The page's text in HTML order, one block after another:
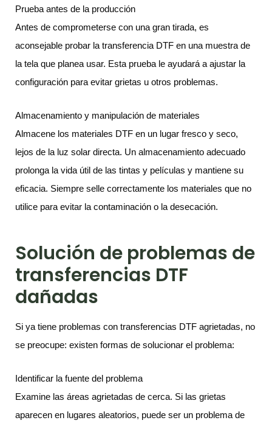
Prueba antes de la producción
Antes de comprometerse con una gran tirada, es
aconsejable probar la transferencia DTF en una muestra de
la tela que planea usar. Esta prueba le ayudará a ajustar la
configuración para evitar grietas u otros problemas.
Almacenamiento y manipulación de materiales
Almacene los materiales DTF en un lugar fresco y seco,
lejos de la luz solar directa. Un almacenamiento adecuado
prolonga la vida útil de las tintas y películas y mantiene su
eficacia. Siempre selle correctamente los materiales que no
utilice para evitar la contaminación o la desecación.
Solución de problemas de
transferencias DTF
dañadas
Si ya tiene problemas con transferencias DTF agrietadas, no
se preocupe: existen formas de solucionar el problema:
Identificar la fuente del problema
Examine las áreas agrietadas de cerca. Si las grietas
aparecen en lugares aleatorios, puede ser un problema de